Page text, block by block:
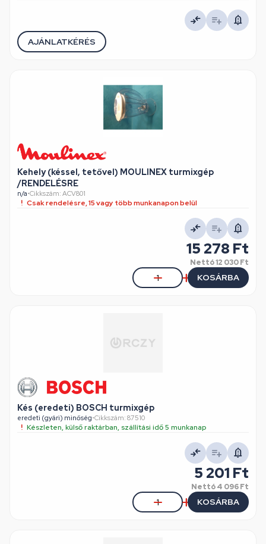
AJÁNLATKÉRÉS
Kehely (késsel, tetővel) MOULINEX turmixgép
/RENDELÉSRE
n/a•Cikkszám: ACV801
Csak rendelésre, 15 vagy több munkanapon belül
15 278 Ft
Nettó12 030 Ft
KOSÁRBA
Kés (eredeti) BOSCH turmixgép
eredeti (gyári) minőség•Cikkszám: 87510
Készleten, külső raktárban, szállítási idő 5 munkanap
5 201 Ft
Nettó4 096 Ft
KOSÁRBA